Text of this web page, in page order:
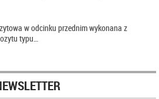
w odcinku przednim wykonana z
typu…